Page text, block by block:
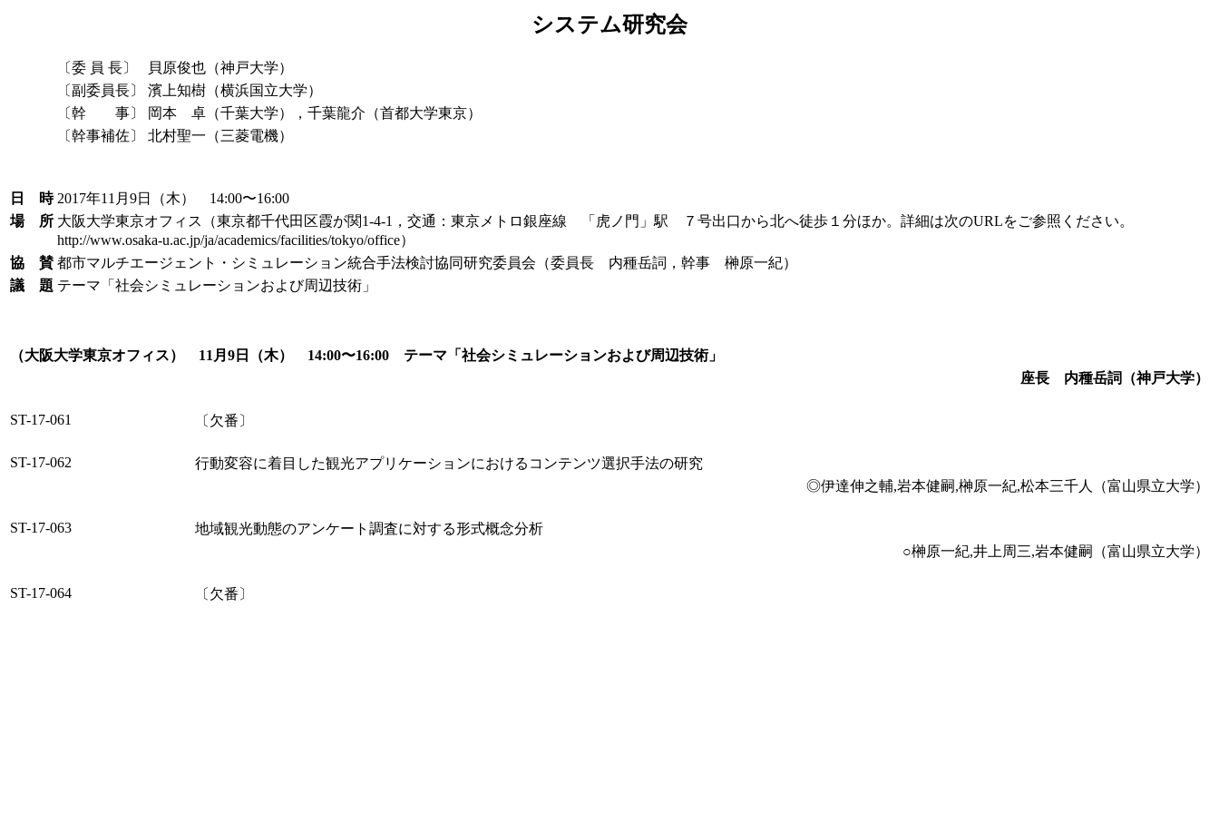
システム研究会
〔委 員 長〕
貝原俊也（神戸大学）
〔副委員長〕
濱上知樹（横浜国立大学）
〔幹 事〕
岡本 卓（千葉大学），千葉龍介（首都大学東京）
〔幹事補佐〕
北村聖一（三菱電機）
日 時 2017年11月9日（木） 14:00〜16:00
場 所 大阪大学東京オフィス（東京都千代田区霞が関1-4-1，交通：東京メトロ銀座線 「虎ノ門」駅 ７号出口から北へ徒歩１分ほか。詳細は次のURLをご参照ください。
http://www.osaka-u.ac.jp/ja/academics/facilities/tokyo/office）
協 賛 都市マルチエージェント・シミュレーション統合手法検討協同研究委員会（委員長 内種岳詞，幹事 榊原一紀）
議 題 テーマ「社会シミュレーションおよび周辺技術」
（大阪大学東京オフィス） 11月9日（木） 14:00〜16:00 テーマ「社会シミュレーションおよび周辺技術」
座長 内種岳詞（神戸大学）
ST-17-061 〔欠番〕
ST-17-062
行動変容に着目した観光アプリケーションにおけるコンテンツ選択手法の研究
◎伊達伸之輔,岩本健嗣,榊原一紀,松本三千人（富山県立大学）
ST-17-063
地域観光動態のアンケート調査に対する形式概念分析
○榊原一紀,井上周三,岩本健嗣（富山県立大学）
ST-17-064 〔欠番〕